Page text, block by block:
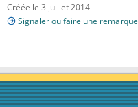
Créée le 3 juillet 2014
Signaler ou faire une remarque